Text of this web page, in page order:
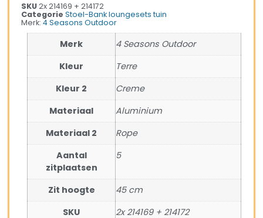
SKU2x 214169 + 214172
Categorie Stoel-Bank loungesets tuin
Merk:4 Seasons Outdoor
Merk
4 Seasons Outdoor
Kleur
Terre
Kleur 2
Creme
Materiaal
Aluminium
Materiaal 2
Rope
Aantal
zitplaatsen
5
Zit hoogte
45 cm
SKU
2x 214169 + 214172